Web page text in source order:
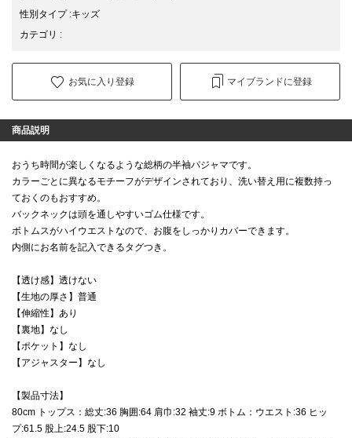
性別タイプ:キッズ
カテゴリ :
お気に入り登録 マイブランドに登録
商品説明
おうち時間が楽しくなるような総柄の半袖パジャマです。
カラーごとに異なるモチーフがデザインされており、洗い替え用に複数持っ
ておくのもおすすめ。
バックネックは頭を通しやすいゴム仕様です。
ボトムスがハイウエストなので、お腹をしっかりカバーできます。
内側にお名前を記入できるタグつき。
【透け感】透けない
【生地の厚さ】普通
【伸縮性】あり
【裏地】なし
【ポケット】なし
【アジャスター】なし
【製品寸法】
80cm トップス：総丈:36 胸囲:64 肩巾:32 袖丈:9 ボトム：ウエスト:36 ヒッ
プ:61.5 股上:24.5 股下:10